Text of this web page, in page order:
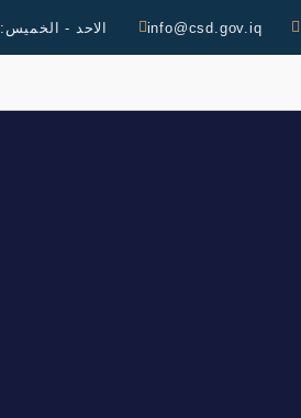
info@csd.gov.iq الاحد - الخميس: 8 ص - 3 م